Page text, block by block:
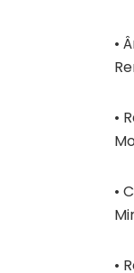
•
•
•
•